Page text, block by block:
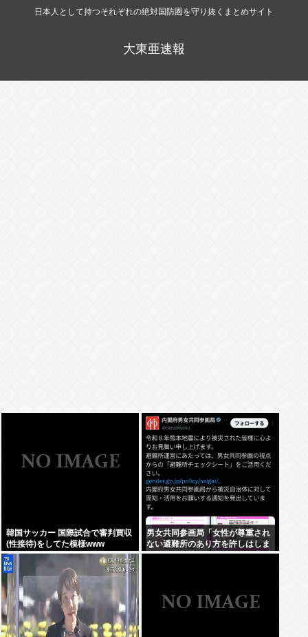
日本人として持つそれぞれの絶対国防圏を守り抜くまとめサイト
大東亜速報
韓国サッカー 国際試合で審判買収
(性接待)をしてた模様www
男女共同参画局「女性が尊重され
ない避難所のあり方を許しはしま
せん、このチェックシートを必ず